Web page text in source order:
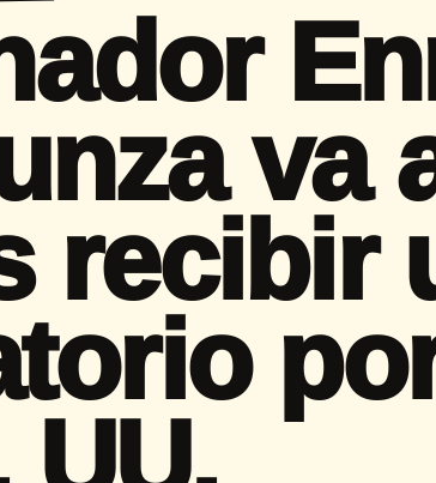
va
recibir